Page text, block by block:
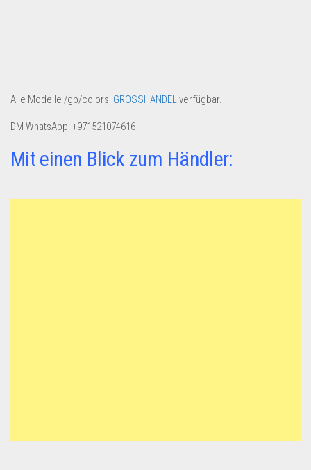
Aldi
Lidl
Kostenlos verkaufen
Alle Modelle /gb/colors, GROSSHANDEL verfügbar.
DM WhatsApp: +971521074616
Mit einen Blick zum Händler: